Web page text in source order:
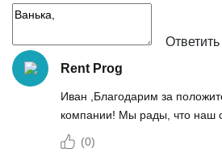
Ответить
Rent Prog
Иван ,Благодарим за
компании! Мы рады, что наш
(0)